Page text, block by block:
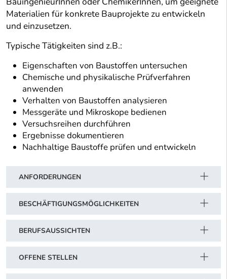
Materialien für konkrete Bauprojekte zu entwickeln
und einzusetzen.
Typische Tätigkeiten sind z.B.:
Eigenschaften von Baustoffen untersuchen
Chemische und physikalische Prüfverfahren
anwenden
Verhalten von Baustoffen analysieren
Messgeräte und Mikroskope bedienen
Versuchsreihen durchführen
Ergebnisse dokumentieren
Nachhaltige Baustoffe prüfen und entwickeln
ANFORDERUNGEN
BESCHÄFTIGUNGSMÖGLICHKEITEN
BERUFSAUSSICHTEN
OFFENE STELLEN